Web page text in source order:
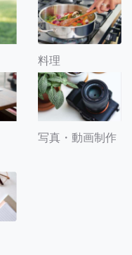
料理
写真・動画制作